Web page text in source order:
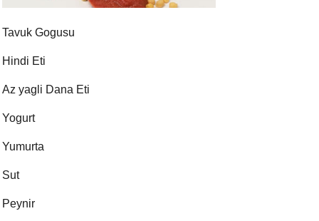
Tavuk Gogusu
Hindi Eti
Az yagli Dana Eti
Yogurt
Yumurta
Sut
Peynir